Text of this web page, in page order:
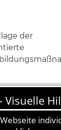
der